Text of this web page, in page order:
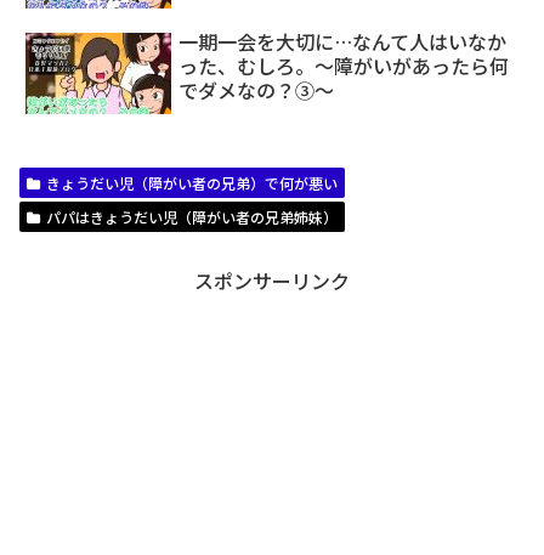
一期一会を大切に…なんて人はいなか
った、むしろ。～障がいがあったら何
でダメなの？③～
きょうだい児（障がい者の兄弟）で何が悪い
パパはきょうだい児（障がい者の兄弟姉妹）
スポンサーリンク